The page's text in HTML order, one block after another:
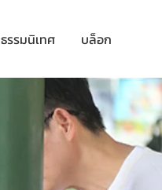
ธรรมนิเทศ บล็อก